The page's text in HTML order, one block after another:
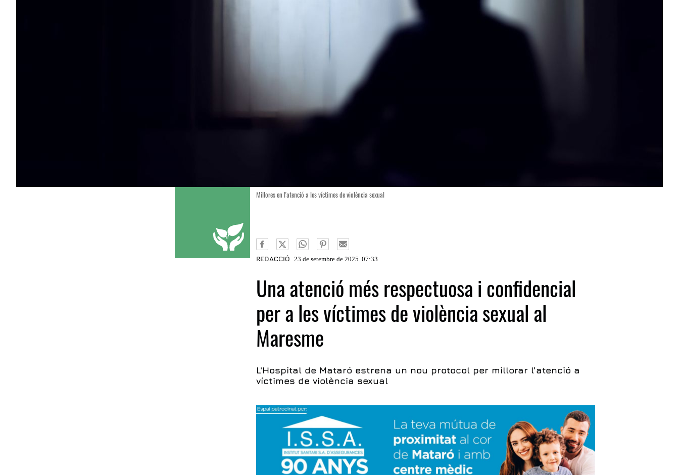
Millores en l'atenció a les víctimes de violència sexual
REDACCIÓ 23 de setembre de 2025. 07:33
Una atenció més respectuosa i confidencial
per a les víctimes de violència sexual al
Maresme
L'Hospital de Mataró estrena un nou protocol per millorar l’atenció a
víctimes de violència sexual